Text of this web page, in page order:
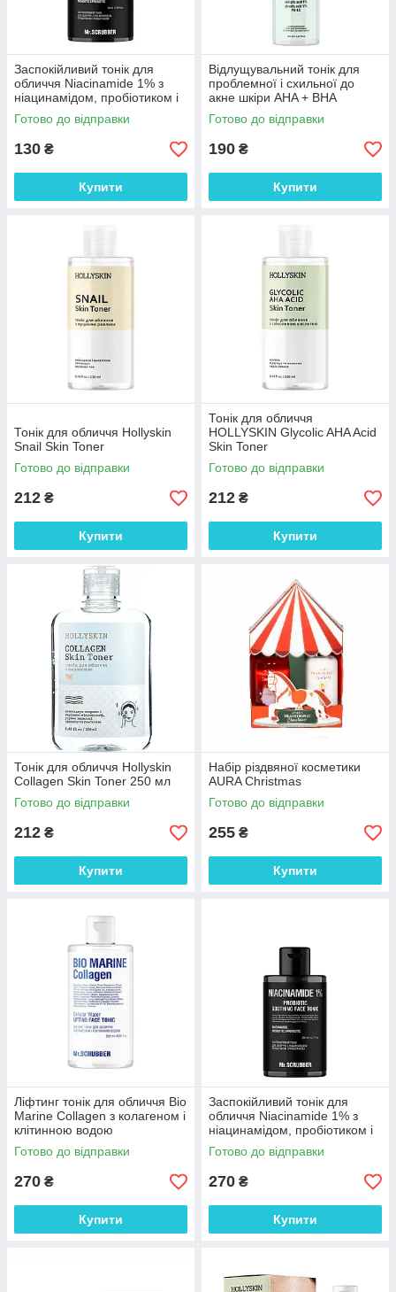
Заспокійливий тонік для
обличчя Niacinamide 1% з
ніацинамідом, пробіотиком і
пребіотиком Mr.SCRUBBER
50 мл
Готово до відправки
130 ₴
Купити
Відлущувальний тонік для
проблемної і схильної до
акне шкіри AHA + BHA
Mr.SCRUBBER 150 мл
Готово до відправки
190 ₴
Купити
Тонік для обличчя Hollyskin
Snail Skin Toner
Готово до відправки
212 ₴
Купити
Тонік для обличчя
HOLLYSKIN Glycolic AHA Acid
Skin Toner
Готово до відправки
212 ₴
Купити
Тонік для обличчя Hollyskin
Collagen Skin Toner 250 мл
Готово до відправки
212 ₴
Купити
Набір різдвяної косметики
AURA Christmas
Готово до відправки
255 ₴
Купити
Ліфтинг тонік для обличчя Bio
Marine Collagen з колагеном і
клітинною водою
Mr.SCRUBBER 250 мл
Готово до відправки
270 ₴
Купити
Заспокійливий тонік для
обличчя Niacinamide 1% з
ніацинамідом, пробіотиком і
пребіотиком Mr.SCRUBBER
200 мл
Готово до відправки
270 ₴
Купити